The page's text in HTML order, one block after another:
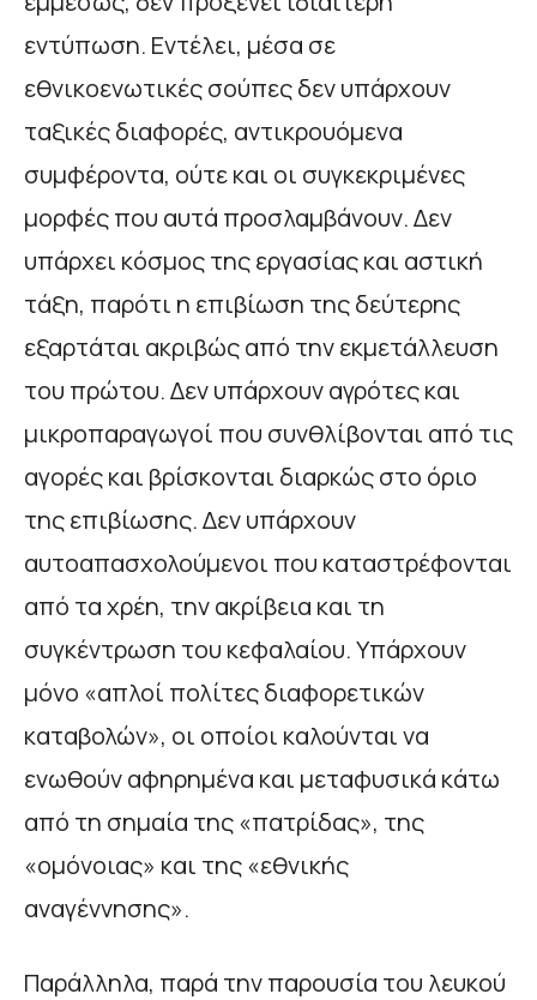
εντύπωση. Εντέλει, μέσα σε
εθνικοενωτικές σούπες δεν υπάρχουν
ταξικές διαφορές, αντικρουόμενα
συμφέροντα, ούτε και οι συγκεκριμένες
μορφές που αυτά προσλαμβάνουν. Δεν
υπάρχει κόσμος της εργασίας και αστική
τάξη, παρότι η επιβίωση της δεύτερης
εξαρτάται ακριβώς από την εκμετάλλευση
του πρώτου. Δεν υπάρχουν αγρότες και
μικροπαραγωγοί που συνθλίβονται από τις
αγορές και βρίσκονται διαρκώς στο όριο
της επιβίωσης. Δεν υπάρχουν
αυτοαπασχολούμενοι που καταστρέφονται
από τα χρέη, την ακρίβεια και τη
συγκέντρωση του κεφαλαίου. Υπάρχουν
μόνο «απλοί πολίτες διαφορετικών
καταβολών», οι οποίοι καλούνται να
ενωθούν αφηρημένα και μεταφυσικά κάτω
από τη σημαία της «πατρίδας», της
«ομόνοιας» και της «εθνικής
αναγέννησης».
Παράλληλα, παρά την παρουσία του λευκού